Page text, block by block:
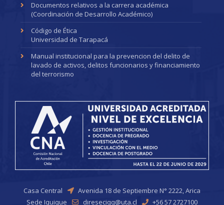
Documentos relativos a la carrera académica
(Coordinación de Desarrollo Académico)
Código de Ética
Universidad de Tarapacá
Manual institucional para la prevencion del delito de
lavado de activos, delitos funcionarios y financiamiento
del terrorismo
Casa Central
Avenida 18 de Septiembre N° 2222, Arica
Sede Iquique
direseciqq@uta.cl +56 57 2727100